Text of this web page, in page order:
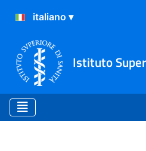
Istituto